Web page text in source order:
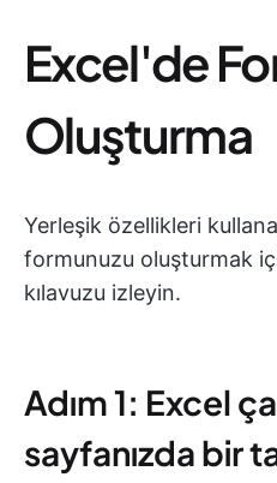
Excel'de
Oluşturma
Yerleşik özellikleri
formunuzu oluşturmak
kılavuzu izleyin.
Adım 1: Excel
sayfanızda bir